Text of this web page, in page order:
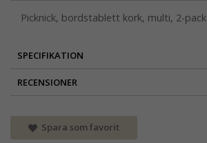
Picknick, bordstablett kork, multi, 2-pack
SPECIFIKATION
RECENSIONER
Spara som favorit